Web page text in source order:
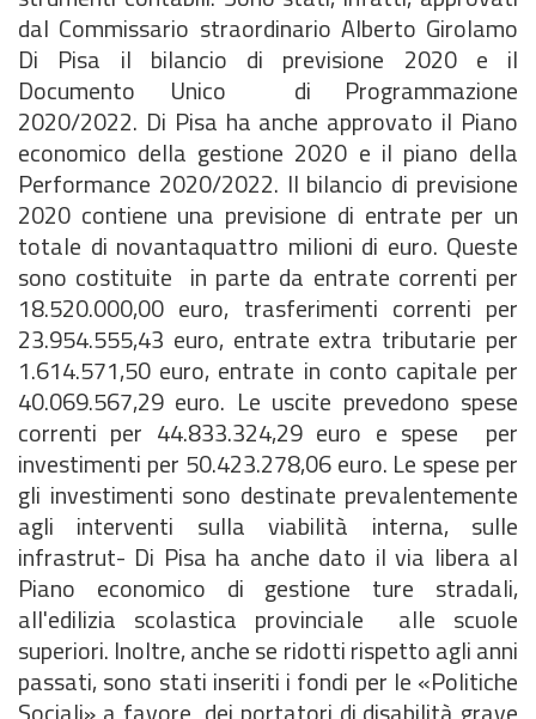
dal Commissario straordinario Alberto Girolamo
Di Pisa il bilancio di previsione 2020 e il
Documento Unico di Programmazione
2020/2022. Di Pisa ha anche approvato il Piano
economico della gestione 2020 e il piano della
Performance 2020/2022. Il bilancio di previsione
2020 contiene una previsione di entrate per un
totale di novantaquattro milioni di euro. Queste
sono costituite in parte da entrate correnti per
18.520.000,00 euro, trasferimenti correnti per
23.954.555,43 euro, entrate extra tributarie per
1.614.571,50 euro, entrate in conto capitale per
40.069.567,29 euro. Le uscite prevedono spese
correnti per 44.833.324,29 euro e spese per
investimenti per 50.423.278,06 euro. Le spese per
gli investimenti sono destinate prevalentemente
agli interventi sulla viabilità interna, sulle
infrastrut- Di Pisa ha anche dato il via libera al
Piano economico di gestione ture stradali,
all'edilizia scolastica provinciale alle scuole
superiori. Inoltre, anche se ridotti rispetto agli anni
passati, sono stati inseriti i fondi per le «Politiche